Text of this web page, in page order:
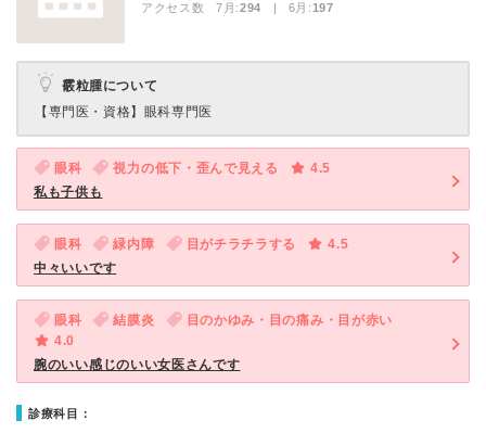
アクセス数 7月:294 | 6月:197
霰粒腫について
【専門医・資格】 眼科専門医
眼科 視力の低下・歪んで見える
4.5
私も子供も
眼科 緑内障 目がチラチラする
4.5
中々いいです
眼科 結膜炎
目のかゆみ・目の痛み・目が赤い
4.0
腕のいい感じのいい女医さんです
診療科目：